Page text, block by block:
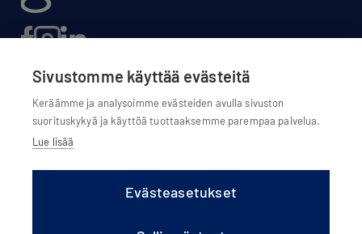
Evästeasetukset
Olemme osa Scanoffice Group Oy:tä
Sivustomme käyttää evästeitä
Keräämme ja analysoimme evästeiden avulla sivuston
suorituskykyä ja käyttöä tuottaaksemme parempaa palvelua.
Lue lisää
Evästeasetukset